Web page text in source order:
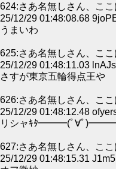
624:さあ名無しさん、こ
25/12/29 01:48:08.68
うまいわ
625:さあ名無しさん、こ
25/12/29 01:48:11.03
さすが東京五輪得点王や
626:さあ名無しさん、こ
25/12/29 01:48:12.48
リシャｷﾀ━━━(ﾟ∀ﾟ)━━━
627:さあ名無しさん、こ
25/12/29 01:48:15.31